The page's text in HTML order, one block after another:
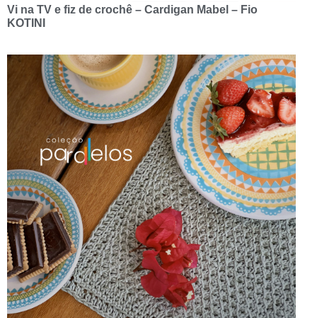
Vi na TV e fiz de crochê – Cardigan Mabel – Fio
KOTINI